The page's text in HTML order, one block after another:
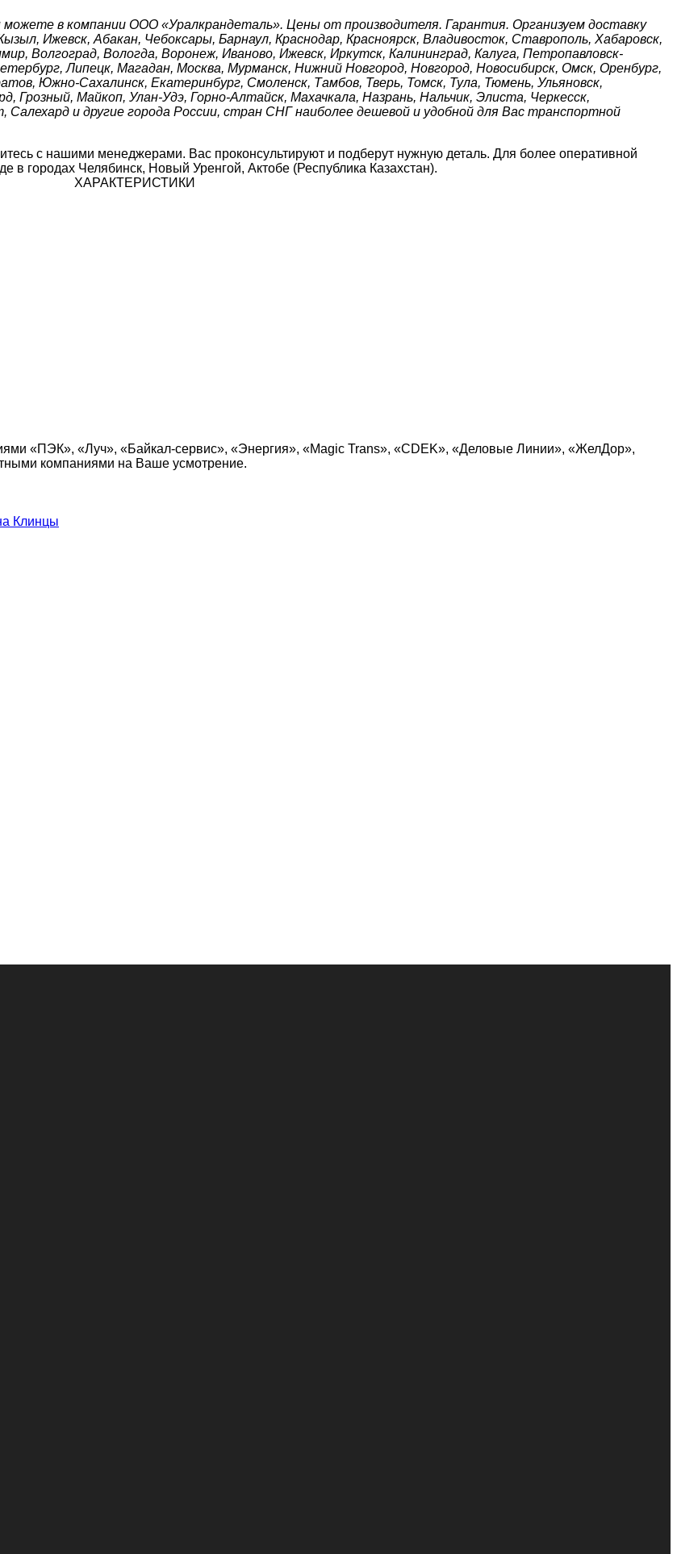
в компании ООО «Уралкрандеталь». Цены от производителя. Гарантия. Организуем доставку
Ижевск, Абакан, Чебоксары, Барнаул, Краснодар, Красноярск, Владивосток, Ставрополь, Хабаровск,
Волгоград, Вологда, Воронеж, Иваново, Ижевск, Иркутск, Калининград, Калуга, Петропавловск-
Липецк, Магадан, Москва, Мурманск, Нижний Новгород, Новгород, Новосибирск, Омск, Оренбург,
Южно-Сахалинск, Екатеринбург, Смоленск, Тамбов, Тверь, Томск, Тула, Тюмень, Ульяновск,
Грозный, Майкоп, Улан-Удэ, Горно-Алтайск, Махачкала, Назрань, Нальчик, Элиста, Черкесск,
и другие города России, стран СНГ наиболее дешевой и удобной для Вас транспортной
с нашими менеджерами. Вас проконсультируют и подберут нужную деталь. Для более оперативной
городах Челябинск, Новый Уренгой, Актобе (Республика Казахстан).
ХАРАКТЕРИСТИКИ
«ПЭК», «Луч», «Байкал-сервис», «Энергия», «Magic Trans», «CDEK», «Деловые Линии», «ЖелДор»,
компаниями на Ваше усмотрение.
Клинцы